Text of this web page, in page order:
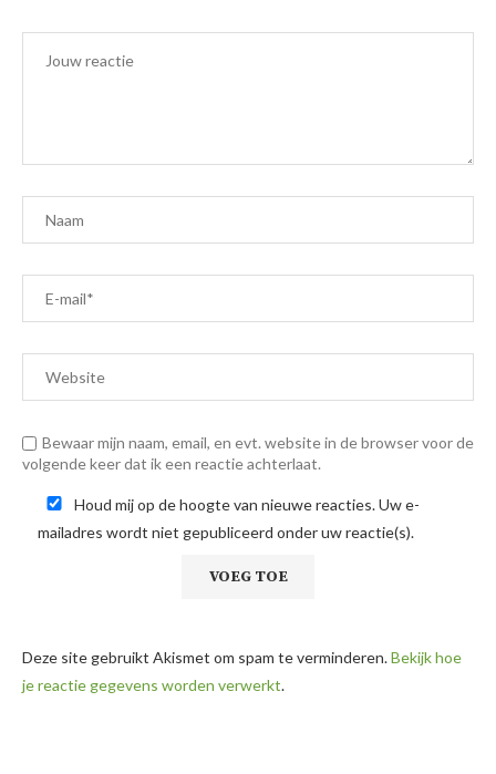
Bewaar mijn naam, email, en evt. website in de browser voor de
volgende keer dat ik een reactie achterlaat.
Houd mij op de hoogte van nieuwe reacties. Uw e-
mailadres wordt niet gepubliceerd onder uw reactie(s).
Deze site gebruikt Akismet om spam te verminderen.Bekijk hoe
je reactie gegevens worden verwerkt.